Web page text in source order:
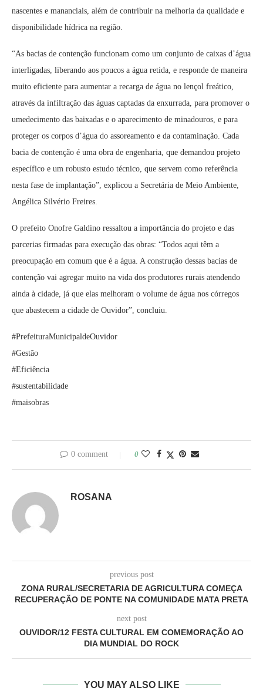
nascentes e mananciais, além de contribuir na melhoria da qualidade e
disponibilidade hídrica na região.
“As bacias de contenção funcionam como um conjunto de caixas d’água
interligadas, liberando aos poucos a água retida, e responde de maneira
muito eficiente para aumentar a recarga de água no lençol freático,
através da infiltração das águas captadas da enxurrada, para promover o
umedecimento das baixadas e o aparecimento de minadouros, e para
proteger os corpos d’água do assoreamento e da contaminação. Cada
bacia de contenção é uma obra de engenharia, que demandou projeto
específico e um robusto estudo técnico, que servem como referência
nesta fase de implantação”, explicou a Secretária de Meio Ambiente,
Angélica Silvério Freires.
O prefeito Onofre Galdino ressaltou a importância do projeto e das
parcerias firmadas para execução das obras: “Todos aqui têm a
preocupação em comum que é a água. A construção dessas bacias de
contenção vai agregar muito na vida dos produtores rurais atendendo
ainda à cidade, já que elas melhoram o volume de água nos córregos
que abastecem a cidade de Ouvidor”, concluiu.
#PrefeituraMunicipaldeOuvidor
#Gestão
#Eficiência
#sustentabilidade
#maisobras
0 comment 0
ROSANA
previous post
ZONA RURAL/SECRETARIA DE AGRICULTURA COMEÇA
RECUPERAÇÃO DE PONTE NA COMUNIDADE MATA PRETA
next post
OUVIDOR/12 FESTA CULTURAL EM COMEMORAÇÃO AO
DIA MUNDIAL DO ROCK
YOU MAY ALSO LIKE